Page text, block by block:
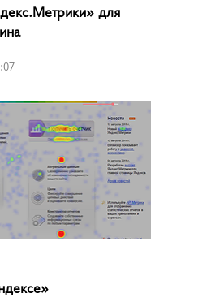
для